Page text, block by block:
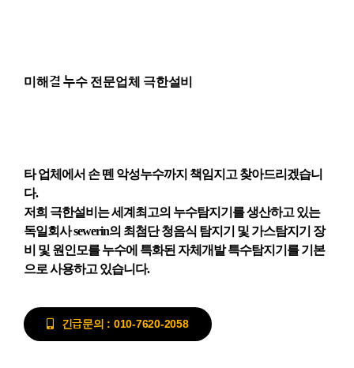
미해결 누수 전문업체 극한설비
타 업체에서 손 뗀 악성누수까지 책임지고 찾아드리겠습니
다.
저희 극한설비는 세계최고의 누수탐지기를 생산하고 있는
독일회사 sewerin의 최첨단 청음식 탐지기 및 가스탐지기 장
비 및 원인모를 누수에 특화된 자체개발 특수탐지기를 기본
으로 사용하고 있습니다.
긴급문의 : 010-7620-2058